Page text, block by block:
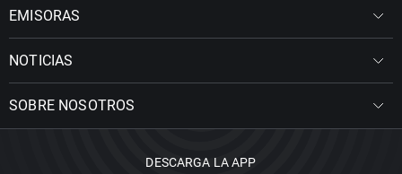
EMISORAS
NOTICIAS
SOBRE NOSOTROS
DESCARGA LA APP